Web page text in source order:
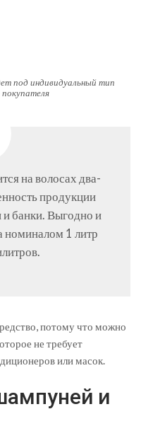
под индивидуальный тип
на волосах два-
продукции
банки. Выгодно и
номиналом 1 литр
потому что можно
не требует
или масок.
и